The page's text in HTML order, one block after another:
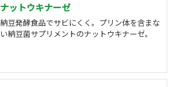
ナットウキナーゼ
納豆発酵食品でサビにくく。プリン体を含まな
い納豆菌サプリメントのナットウキナーゼ。